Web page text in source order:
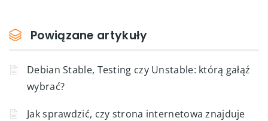
Powiązane artykuły
Debian Stable, Testing czy Unstable: którą gałąź
wybrać?
Jak sprawdzić, czy strona internetowa znajduje